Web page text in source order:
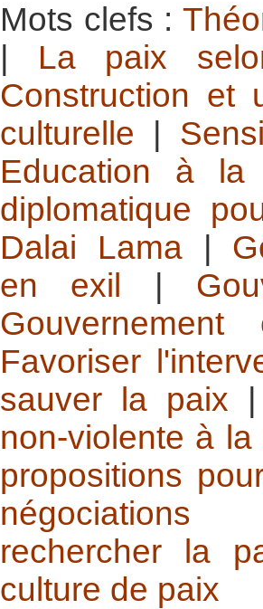
Mots clefs :
La paix
Construction et
culturelle
Education à la
diplomatique
Dalai Lama|
en exil
Gouvernement
Favoriser
sauver la paix
non-violente à la
propositions
rechercher la
culture de paix